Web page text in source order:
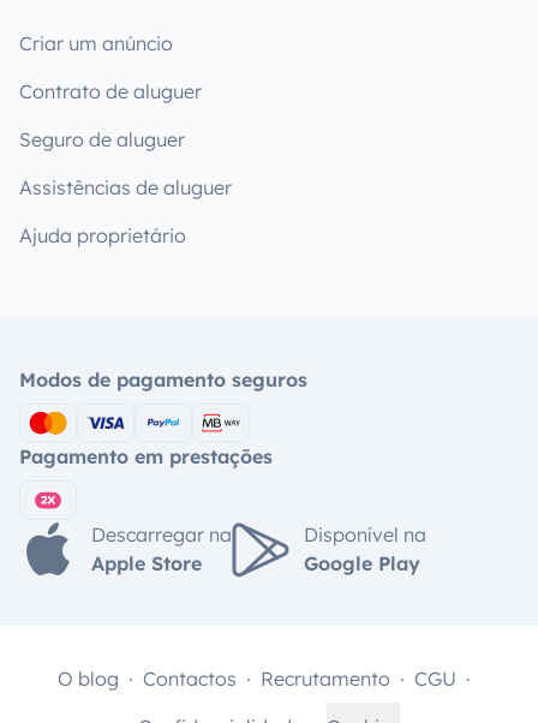
Criar um anúncio
Contrato de aluguer
Seguro de aluguer
Assistências de aluguer
Ajuda proprietário
Modos de pagamento seguros
Pagamento em prestações
Descarregar na
Apple Store
Disponível na
Google Play
O blog Contactos Recrutamento
CGU